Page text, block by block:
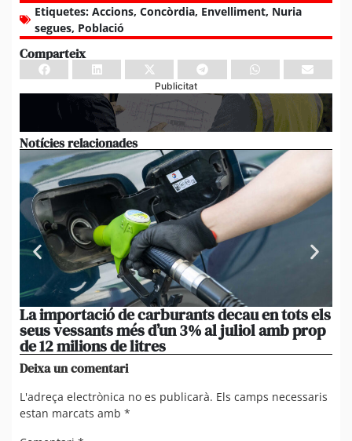
Etiquetes: Accions, Concòrdia, Envelliment, Nuria
segues, Població
Comparteix
Publicitat
Notícies relacionades
La importació de carburants decau en tots els
seus vessants més d’un 3% al juliol amb prop
de 12 milions de litres
Deixa un comentari
L'adreça electrònica no es publicarà. Els camps necessaris
estan marcats amb *